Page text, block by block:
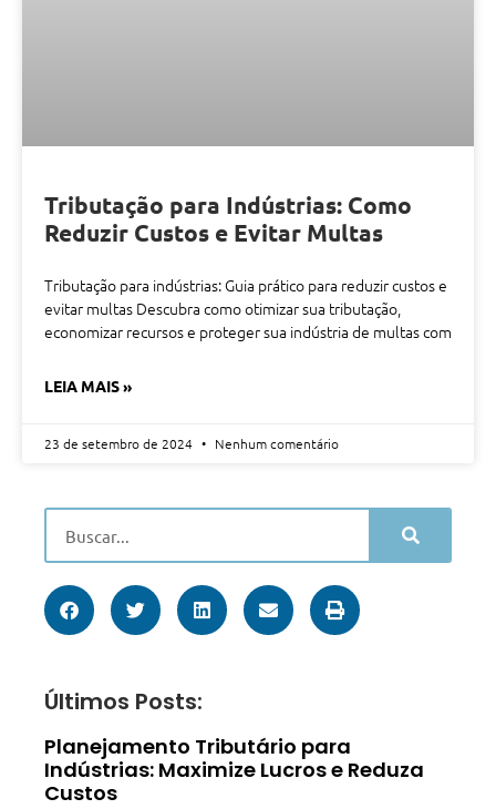
Tributação para Indústrias: Como
Reduzir Custos e Evitar Multas
Tributação para indústrias: Guia prático para reduzir custos e
evitar multas Descubra como otimizar sua tributação,
economizar recursos e proteger sua indústria de multas com
LEIA MAIS »
23 de setembro de 2024 Nenhum comentário
Últimos Posts:
Planejamento Tributário para
Indústrias: Maximize Lucros e Reduza
Custos